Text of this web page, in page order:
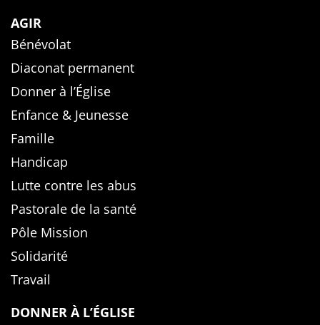
AGIR
Bénévolat
Diaconat permanent
Donner à l’Église
Enfance & Jeunesse
Famille
Handicap
Lutte contre les abus
Pastorale de la santé
Pôle Mission
Solidarité
Travail
DONNER À L’ÉGLISE